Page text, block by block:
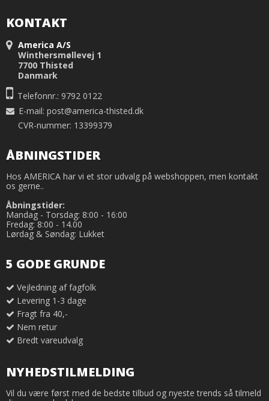
KONTAKT
America A/S
Winthersmøllevej 1
7700 Thisted
Danmark
Telefonnr.: 9792 0122
E-mail: post@america-thisted.dk
CVR-nummer: 13399379
ÅBNINGSTIDER
Hos AMERICA har vi et stor udvalg på webshoppen, men kontakt
os gerne..
Åbningstider:
Mandag - Torsdag: 8:00 - 16:00
Fredag: 8:00 - 14.00
Lørdag & Søndag: Lukket
5 GODE GRUNDE
Vejledning af fagfolk
Levering 1-3 dage
Fragt fra 40,-
Nem retur
Bredt vareudvalg
NYHEDSTILMELDING
Vil du være først med de bedste tilbud og nyeste trends så tilmeld